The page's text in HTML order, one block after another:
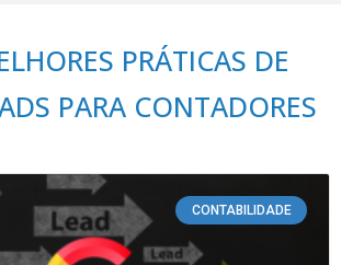
PRÁTICAS DE
PARA CONTADORES
CONTABILIDADE